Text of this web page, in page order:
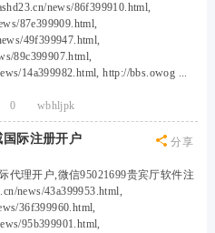
news/86f399910.html,
87e399909.html,
49f399947.html,
89c399907.html,
14a399982.html, http://bbs.owog ...
wbhljpk
0
分享
国际注册开户
代理开户,微信95021699贵宾厅软件注
news/43a399953.html,
36f399960.html,
95b399901.html,